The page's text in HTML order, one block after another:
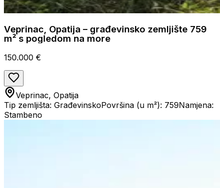
Veprinac, Opatija – građevinsko zemljište 759
m² s pogledom na more
150.000 €
Veprinac, Opatija
Tip zemljišta: GrađevinskoPovršina (u m²): 759Namjena:
Stambeno